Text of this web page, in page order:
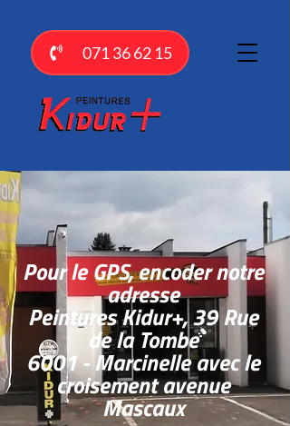
071 36 62 15
Pour le GPS, encoder notre
adresse
Peintures Kidur+, 39 Rue
de la Tombe
6001 - Marcinelle avec le
croisement avenue
Mascaux